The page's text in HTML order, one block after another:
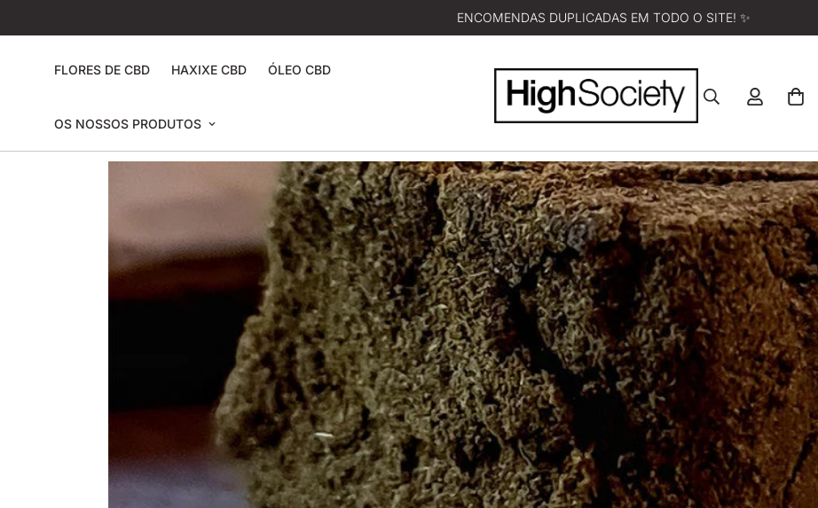
ENCOMENDAS DUPLICADAS EM TODO O SITE! ✨
FLORES DE CBD HAXIXE CBD ÓLEO CBD
OS NOSSOS PRODUTOS